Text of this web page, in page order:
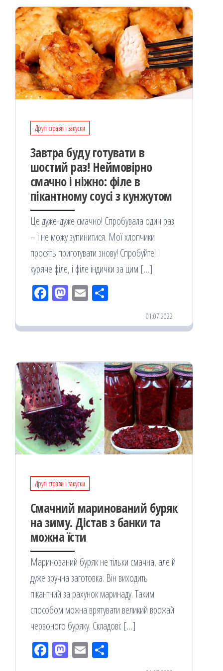
Другі страви і закуски
Завтра буду готувати в
шостий раз! Неймовірно
смачно і ніжно: філе в
пікантному соусі з кунжутом
Це дуже-дуже смачно! Спробувала один раз
– і не можу зупинитися. Мої хлопчики
просять приготувати знову! Спробуйте! І
куряче філе, і філе індички за цим […]
Fac
oo
M
od
Em
ит
я
01.07.2022
Другі страви і закуски
Смачний маринований буряк
на зиму. Дістав з банки та
можна їсти
Маринований буряк не тільки смачна, але й
дуже зручна заготовка. Він виходить
пікантний за рахунок маринаду. Таким
способом можна врятувати великий врожай
червоного буряку. Складові: […]
Fac M Em